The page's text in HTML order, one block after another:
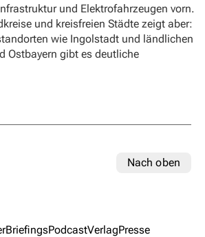
und Elektrofahrzeugen vorn.
und kreisfreien Städte zeigt aber:
wie Ingolstadt und ländlichen
Ostbayern gibt es deutliche
Nach oben
BriefingsPodcastVerlagPresse